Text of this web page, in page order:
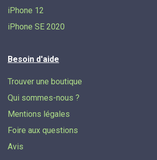
iPhone 12
iPhone SE 2020
Besoin d'aide
Trouver une boutique
Qui sommes-nous ?
Mentions légales
Foire aux questions
Avis